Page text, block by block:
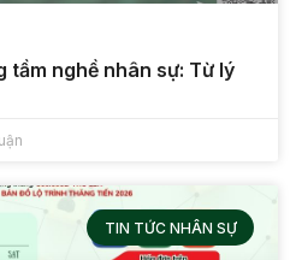
tầm nghề nhân sự: Từ lý
TIN TỨC NHÂN SỰ